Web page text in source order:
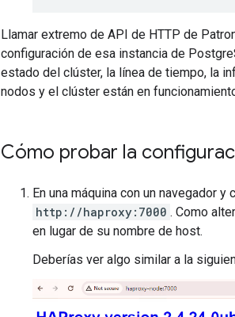
Llamar extremo de API de HTTP de
configuración de esa instancia de
estado del clúster, la línea de tiempo, la
nodos y el clúster están en
Cómo probar la
En una máquina con un navegador
http://haproxy:7000 . Como
en lugar de su nombre de host.
Deberías ver algo similar a la